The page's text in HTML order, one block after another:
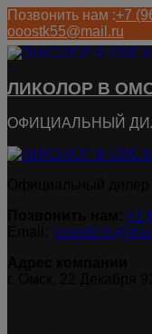
Позвонить нам :+7
ooostk55@mail.ru
ЛИКОЛОР В
ОФИЦИАЛЬНЫЙ
+7